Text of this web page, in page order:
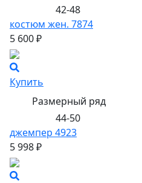
42-48
костюм жен. 7874
5 600 ₽
Купить
Размерный ряд
44-50
джемпер 4923
5 998 ₽